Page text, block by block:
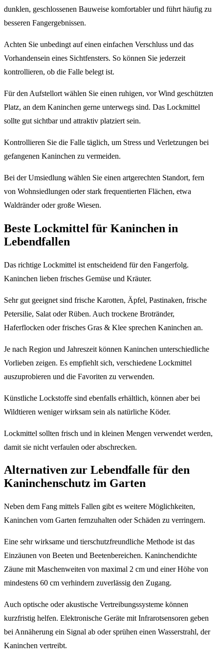
dunklen, geschlossenen Bauweise komfortabler und führt häufig zu
besseren Fangergebnissen.
Achten Sie unbedingt auf einen einfachen Verschluss und das
Vorhandensein eines Sichtfensters. So können Sie jederzeit
kontrollieren, ob die Falle belegt ist.
Für den Aufstellort wählen Sie einen ruhigen, vor Wind geschützten
Platz, an dem Kaninchen gerne unterwegs sind. Das Lockmittel
sollte gut sichtbar und attraktiv platziert sein.
Kontrollieren Sie die Falle täglich, um Stress und Verletzungen bei
gefangenen Kaninchen zu vermeiden.
Bei der Umsiedlung wählen Sie einen artgerechten Standort, fern
von Wohnsiedlungen oder stark frequentierten Flächen, etwa
Waldränder oder große Wiesen.
Beste Lockmittel für Kaninchen in
Lebendfallen
Das richtige Lockmittel ist entscheidend für den Fangerfolg.
Kaninchen lieben frisches Gemüse und Kräuter.
Sehr gut geeignet sind frische Karotten, Äpfel, Pastinaken, frische
Petersilie, Salat oder Rüben. Auch trockene Brotränder,
Haferflocken oder frisches Gras & Klee sprechen Kaninchen an.
Je nach Region und Jahreszeit können Kaninchen unterschiedliche
Vorlieben zeigen. Es empfiehlt sich, verschiedene Lockmittel
auszuprobieren und die Favoriten zu verwenden.
Künstliche Lockstoffe sind ebenfalls erhältlich, können aber bei
Wildtieren weniger wirksam sein als natürliche Köder.
Lockmittel sollten frisch und in kleinen Mengen verwendet werden,
damit sie nicht verfaulen oder abschrecken.
Alternativen zur Lebendfalle für den
Kaninchenschutz im Garten
Neben dem Fang mittels Fallen gibt es weitere Möglichkeiten,
Kaninchen vom Garten fernzuhalten oder Schäden zu verringern.
Eine sehr wirksame und tierschutzfreundliche Methode ist das
Einzäunen von Beeten und Beetenbereichen. Kaninchendichte
Zäune mit Maschenweiten von maximal 2 cm und einer Höhe von
mindestens 60 cm verhindern zuverlässig den Zugang.
Auch optische oder akustische Vertreibungssysteme können
kurzfristig helfen. Elektronische Geräte mit Infrarotsensoren geben
bei Annäherung ein Signal ab oder sprühen einen Wasserstrahl, der
Kaninchen vertreibt.